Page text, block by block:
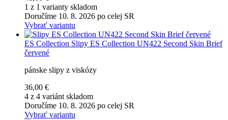
1 z 1 varianty skladom
Doručíme 10. 8. 2026 po celej SR
Vybrať variantu
ES Collection Slipy ES Collection UN422 Second Skin Brief
červené
pánske slipy z viskózy
36,00 €
4 z 4 variánt skladom
Doručíme 10. 8. 2026 po celej SR
Vybrať variantu